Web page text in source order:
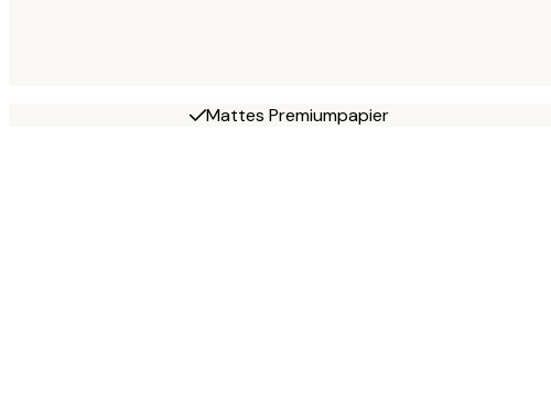
Mattes Premiumpapier